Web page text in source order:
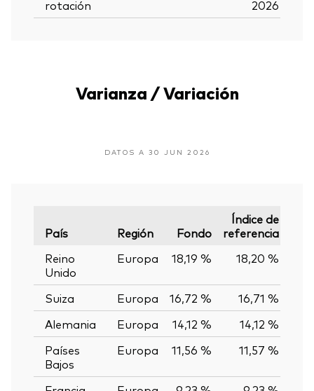
rotación
2026
Varianza / Variación
DATOS A 30 JUN 2026
País Región Fondo
Índice de
referencia
Reino
Unido
Europa 18,19 % 18,20 %
Suiza Europa 16,72 % 16,71 %
Alemania
Europa 14,12 % 14,12 %
Países
Bajos
Europa 11,56 % 11,57 %